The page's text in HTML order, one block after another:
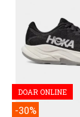
DOAR ONLINE
-30%